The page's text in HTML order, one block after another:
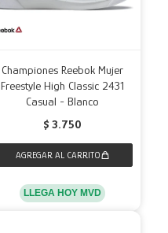
Championes Reebok Mujer
Freestyle High Classic 2431
Casual - Blanco
$ 3.750
LLEGA HOY MVD